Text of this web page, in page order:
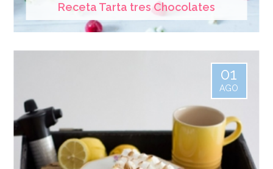
Receta Tarta tres Chocolates
01
AGO